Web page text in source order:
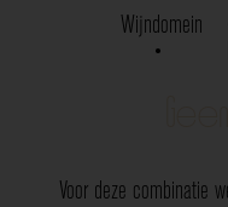
Wijndomein
Voor deze combinatie